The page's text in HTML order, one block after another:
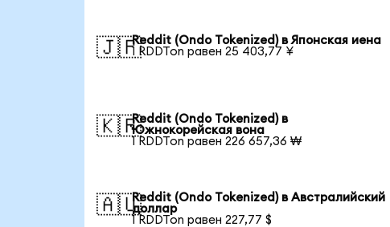
🇯🇵Reddit (Ondo Tokenized) в Японская иена
1 RDDTon равен 25 403,77 ¥
🇰🇷Reddit (Ondo Tokenized) в
Южнокорейская вона
1 RDDTon равен 226 657,36 ₩
🇦🇺Reddit (Ondo Tokenized) в Австралийский
доллар
1 RDDTon равен 227,77 $